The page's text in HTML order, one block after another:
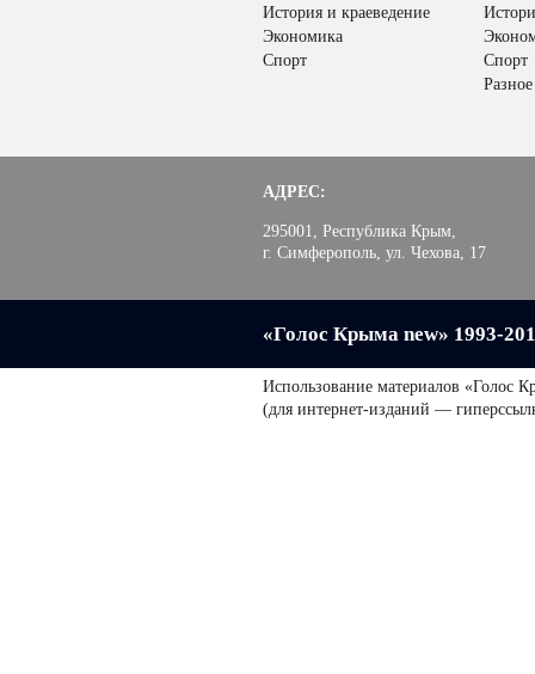
История и краеведение
Экономика
Спорт
Спорт
Разное
АДРЕС:
295001, Республика Крым,
г. Симферополь, ул. Чехова, 17
«Голос Крыма new» 1993-
Использование материалов «Голос
(для интернет-изданий —